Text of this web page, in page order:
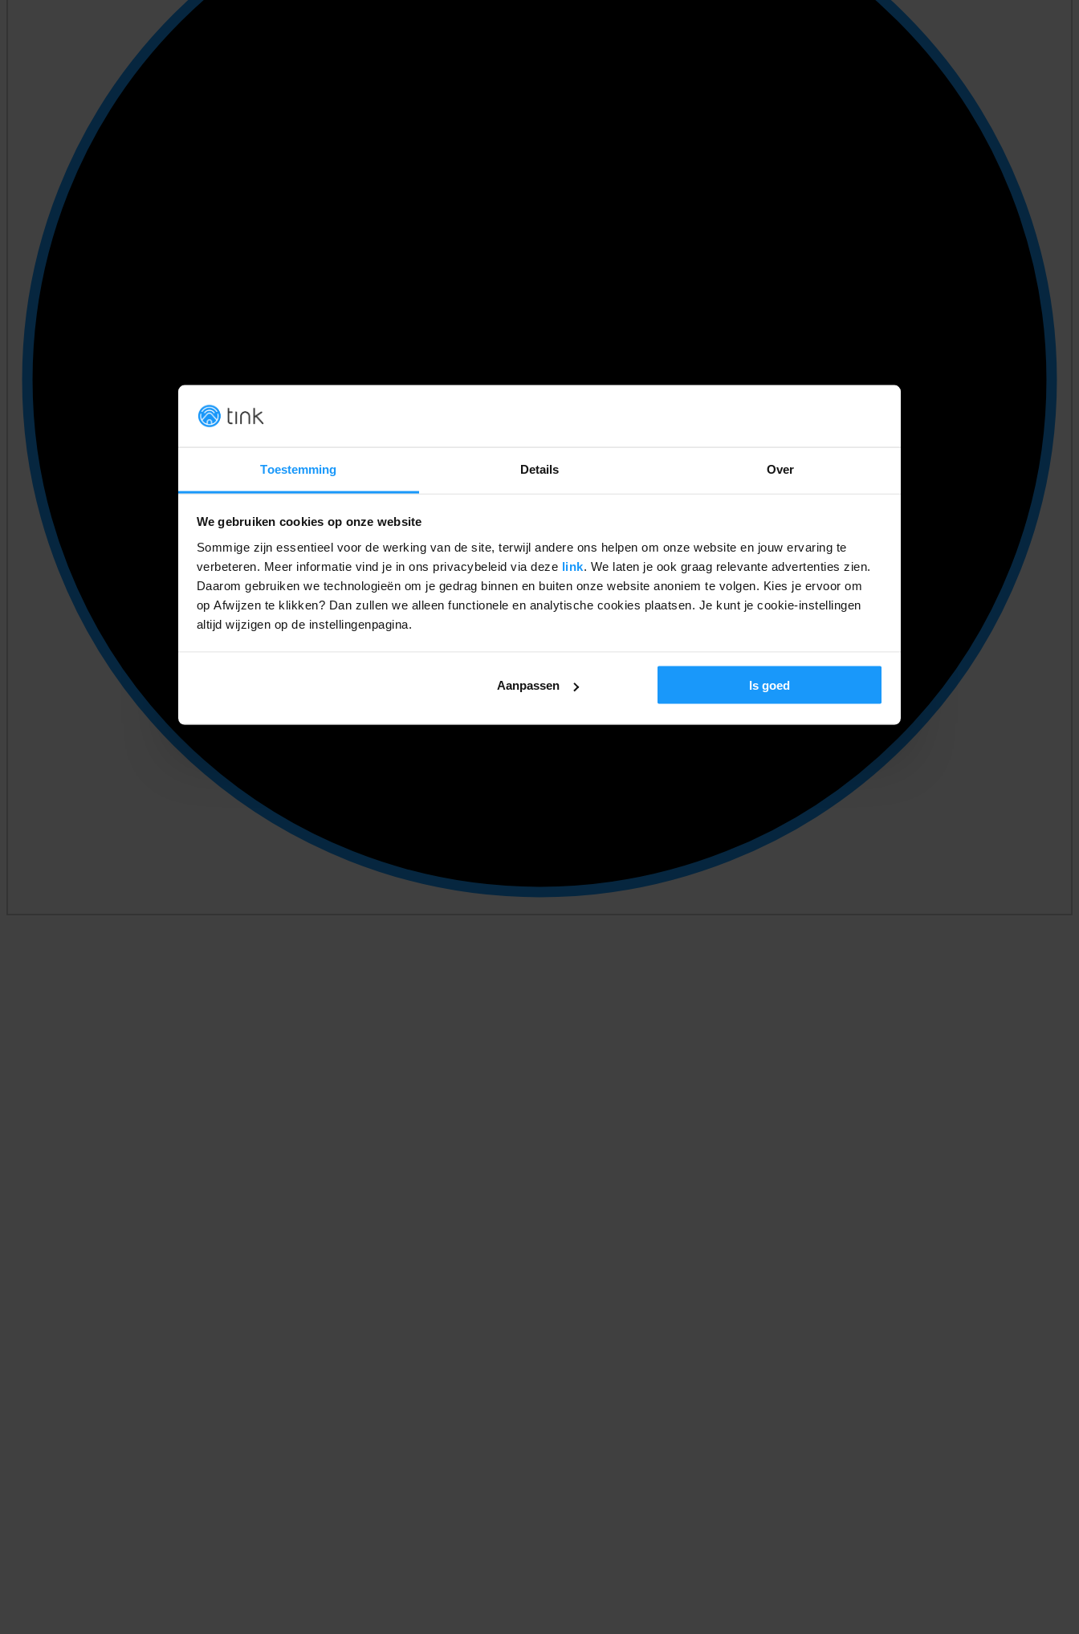
Toestemming Details Over
We gebruiken cookies op onze website
Sommige zijn essentieel voor de werking van de site, terwijl andere ons helpen om onze website en jouw ervaring te
verbeteren. Meer informatie vind je in ons privacybeleid via deze link. We laten je ook graag relevante advertenties zien.
Daarom gebruiken we technologieën om je gedrag binnen en buiten onze website anoniem te volgen. Kies je ervoor om
op Afwijzen te klikken? Dan zullen we alleen functionele en analytische cookies plaatsen. Je kunt je cookie-instellingen
altijd wijzigen op de instellingenpagina.
Aanpassen Is goed